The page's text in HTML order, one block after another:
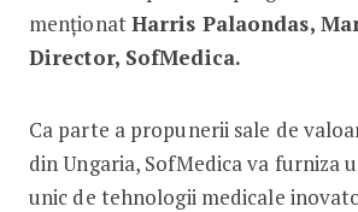
menționatHarris Palaondas,
Director, SofMedica.
Ca parte a propunerii sale de
din Ungaria, SofMedica va furniza
unic de tehnologii medicale